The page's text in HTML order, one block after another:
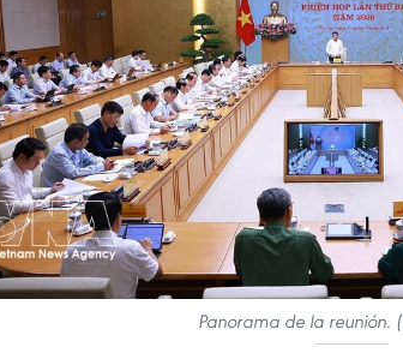
Panorama de la reunión.